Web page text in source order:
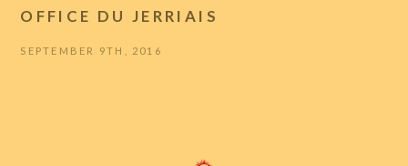
OFFICE DU JERRIAIS
SEPTEMBER 9TH, 2016